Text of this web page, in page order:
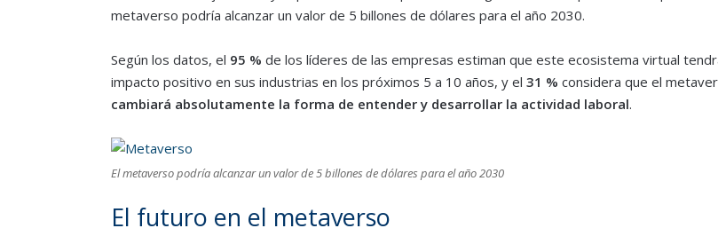
metaverso podría alcanzar un valor de 5 billones de dólares para el año 2030.
Según los datos, el 95 % de los líderes de las empresas estiman que este ecosistema virtual
impacto positivo en sus industrias en los próximos 5 a 10 años, y el 31 % considera que el
cambiará absolutamente la forma de entender y desarrollar la actividad laboral.
El metaverso podría alcanzar un valor de 5 billones de dólares para el año 2030
El futuro en el metaverso